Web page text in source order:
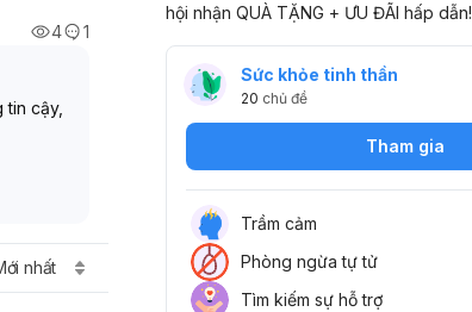
4 1
tin cậy,
nhất
hội nhận QUÀ TẶNG + ƯU ĐÃI hấp dẫn!
Sức khỏe tinh thần
20 chủ đề
Tham gia
Trầm cảm
Phòng ngừa tự tử
Tìm kiếm sự hỗ trợ